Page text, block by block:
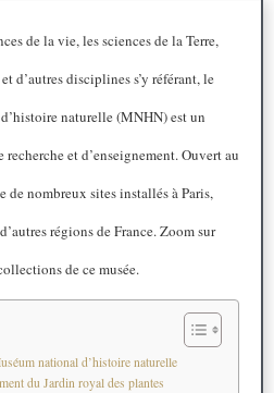
de la vie, les sciences de la Terre,
d’autres disciplines s’y référant, le
naturelle (MNHN) est un
recherche et d’enseignement. Ouvert au
nombreux sites installés à Paris,
régions de France. Zoom sur
de ce musée.
national d’histoire naturelle
du Jardin royal des plantes